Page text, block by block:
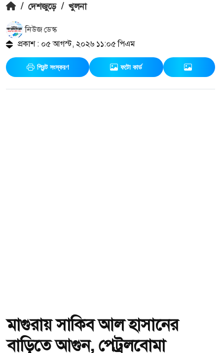
/ দেশজুড়ে / খুলনা
নিউজ ডেস্ক
প্রকাশ : ০৫ আগস্ট, ২০২৬ ১১:০৫ পিএম
প্রিন্ট সংস্করণ ফটো কার্ড
মাগুরায় সাকিব আল হাসানের
বাড়িতে আগুন, পেট্রলবোমা